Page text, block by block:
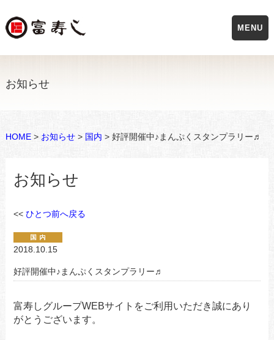
お知らせ
HOME> お知らせ> 国内 > 好評開催中♪まんぷくスタンプラリー♬
お知らせ
<< ひとつ前へ戻る
2018.10.15
好評開催中♪まんぷくスタンプラリー♬
富寿しグループWEBサイトをご利用いただき誠にあり
がとうございます。
MENU